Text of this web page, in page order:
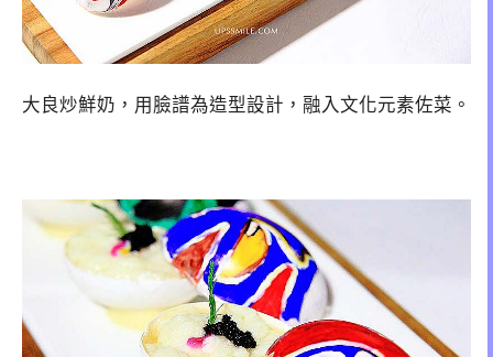
大良炒鮮奶，用臉譜為造型設計，融入文化元素佐菜。